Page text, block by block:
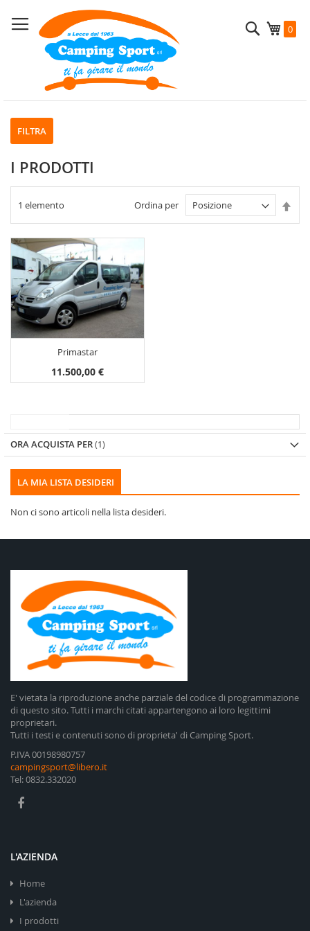
al
contenuto
0
Cerca
I PRODOTTI
1 elemento Ordina per
Primastar
11.500,00 €
FILTRA
ORA ACQUISTA PER
LA MIA LISTA DESIDERI
Non ci sono articoli nella lista desideri.
E' vietata la riproduzione anche parziale del codice di programmazione
di questo sito. Tutti i marchi citati appartengono ai loro legittimi
proprietari.
Tutti i testi e contenuti sono di proprieta' di Camping Sport.
P.IVA 00198980757
campingsport@libero.it
Tel: 0832.332020
L'AZIENDA
Home
L'azienda
I prodotti